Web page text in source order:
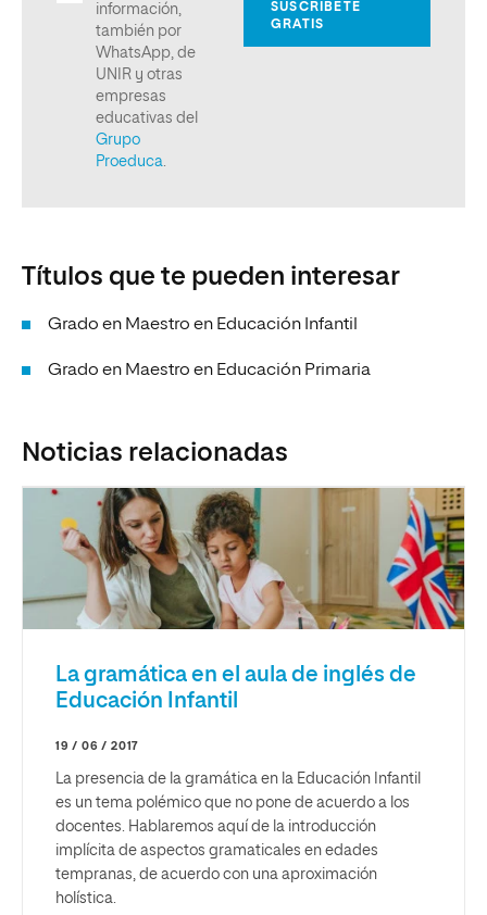
Títulos que te pueden interesar
Grado en Maestro en Educación Infantil
Grado en Maestro en Educación Primaria
Noticias relacionadas
La gramática en el aula de inglés de
Educación Infantil
19 / 06 / 2017
La presencia de la gramática en la Educación Infantil
es un tema polémico que no pone de acuerdo a los
docentes. Hablaremos aquí de la introducción
implícita de aspectos gramaticales en edades
tempranas, de acuerdo con una aproximación
holística.